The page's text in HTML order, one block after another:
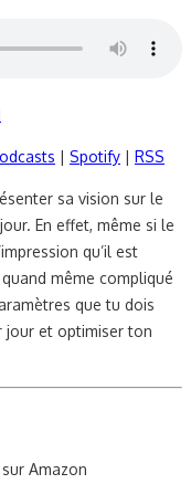
| Spotify | RSS
sa vision sur le
En effet, même si le
qu’il est
même compliqué
que tu dois
jour et optimiser ton
sur Amazon